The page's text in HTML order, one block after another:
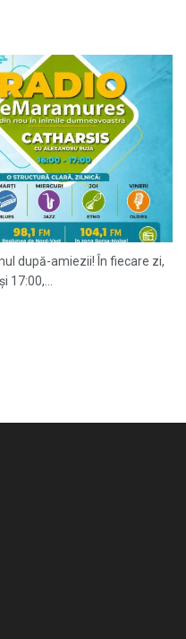
după-amiezii! În fiecare zi,
17:00,...